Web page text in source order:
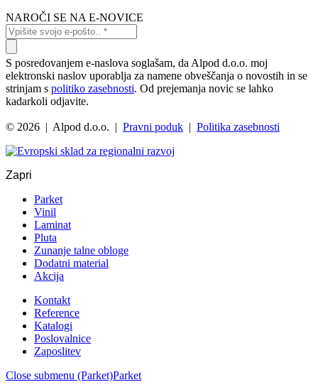
NAROČI SE NA E-NOVICE
S posredovanjem e-naslova soglašam, da Alpod d.o.o. moj
elektronski naslov uporablja za namene obveščanja o novostih in se
strinjam s politiko zasebnosti. Od prejemanja novic se lahko
kadarkoli odjavite.
© 2026 | Alpod d.o.o. | Pravni poduk | Politika zasebnosti
Zapri
Parket
Vinil
Laminat
Pluta
Zunanje talne obloge
Dodatni material
Akcija
Kontakt
Reference
Katalogi
Poslovalnice
Zaposlitev
Close submenu (Parket)Parket